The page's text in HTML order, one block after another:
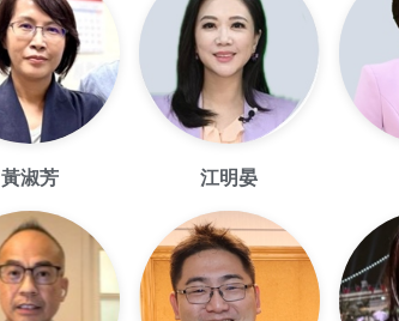
黃淑芳 江明晏